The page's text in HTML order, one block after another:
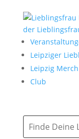
Leipziger
Leipzig Merch
Club